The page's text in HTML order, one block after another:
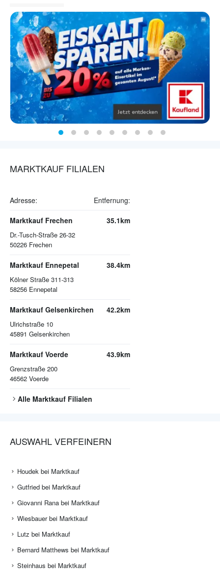
MARKTKAUF FILIALEN
Adresse: Entfernung:
Marktkauf Frechen
Dr.-Tusch-Straße 26-32
50226 Frechen
35.1km
Marktkauf Ennepetal
Kölner Straße 311-313
58256 Ennepetal
38.4km
Marktkauf Gelsenkirchen
Ulrichstraße 10
45891 Gelsenkirchen
42.2km
Marktkauf Voerde
Grenzstraße 200
46562 Voerde
43.9km
Alle Marktkauf Filialen
AUSWAHL VERFEINERN
Houdek bei Marktkauf
Gutfried bei Marktkauf
Giovanni Rana bei Marktkauf
Wiesbauer bei Marktkauf
Lutz bei Marktkauf
Bernard Matthews bei Marktkauf
Steinhaus bei Marktkauf